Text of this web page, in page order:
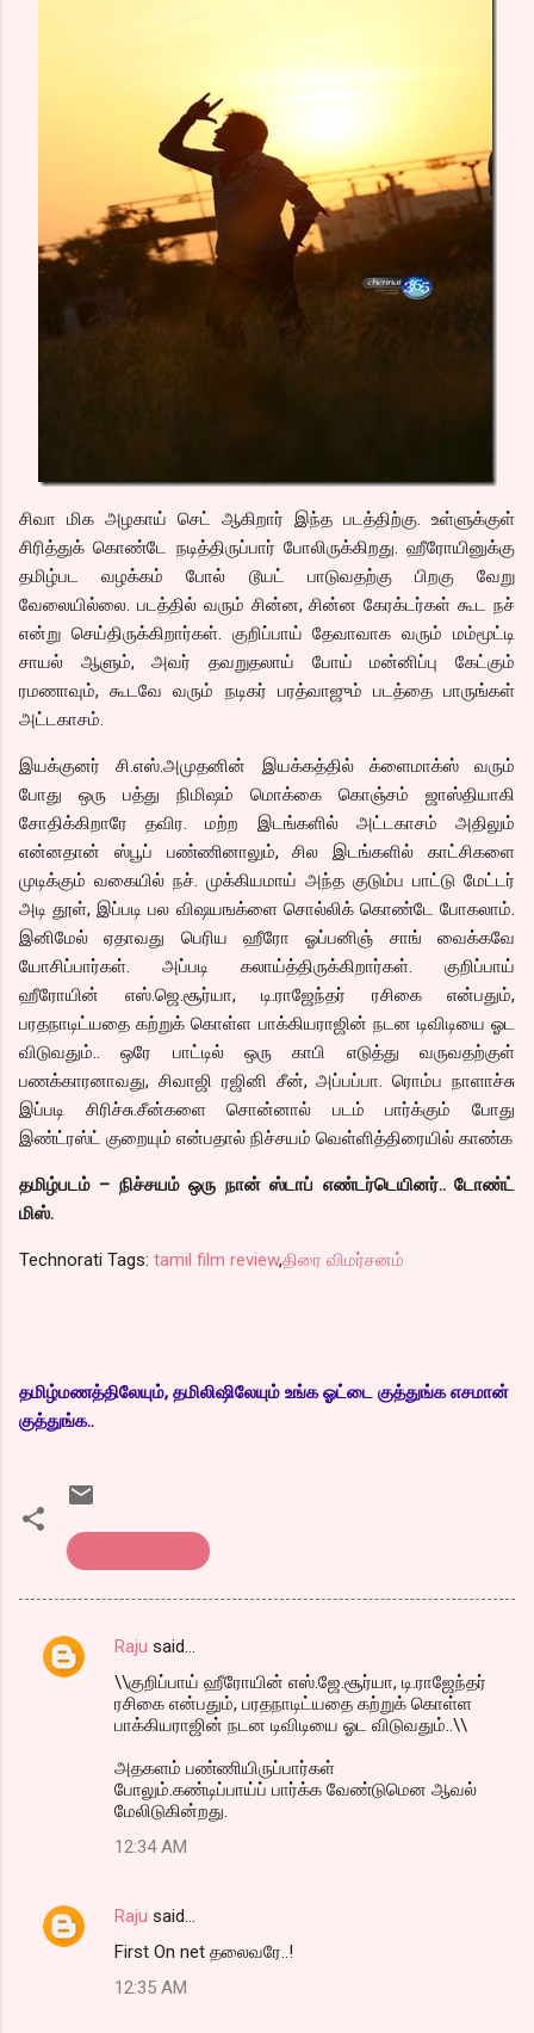
சிவா மிக அழகாய் செட் ஆகிறார் இந்த படத்திற்கு. உள்ளுக்குள்
சிரித்துக் கொண்டே நடித்திருப்பார் போலிருக்கிறது. ஹீரோயினுக்கு
தமிழ்பட வழக்கம் போல் டூயட் பாடுவதற்கு பிறகு வேறு
வேலையில்லை. படத்தில் வரும் சின்ன, சின்ன கேரக்டர்கள் கூட நச்
என்று செய்திருக்கிறார்கள். குறிப்பாய் தேவாவாக வரும் மம்மூட்டி
சாயல் ஆளும், அவர் தவறுதலாய் போய் மன்னிப்பு கேட்கும்
ரமணாவும், கூடவே வரும் நடிகர் பரத்வாஜும் படத்தை பாருங்கள்
அட்டகாசம்.
இயக்குனர் சி.எஸ்.அமுதனின் இயக்கத்தில் க்ளைமாக்ஸ் வரும்
போது ஒரு பத்து நிமிஷம் மொக்கை கொஞ்சம் ஜாஸ்தியாகி
சோதிக்கிறாரே தவிர. மற்ற இடங்களில் அட்டகாசம் அதிலும்
என்னதான் ஸ்பூப் பண்ணினாலும், சில இடங்களில் காட்சிகளை
முடிக்கும் வகையில் நச். முக்கியமாய் அந்த குடும்ப பாட்டு மேட்டர்
அடி தூள், இப்படி பல விஷயஙக்ளை சொல்லிக் கொண்டே போகலாம்.
இனிமேல் ஏதாவது பெரிய ஹீரோ ஓப்பனிஞ் சாங் வைக்கவே
யோசிப்பார்கள். அப்படி கலாய்த்திருக்கிறார்கள். குறிப்பாய்
ஹீரோயின் எஸ்.ஜெ.சூர்யா, டி.ராஜேந்தர் ரசிகை என்பதும்,
பரதநாடிட்யதை கற்றுக் கொள்ள பாக்கியராஜின் நடன டிவிடியை ஓட
விடுவதும்.. ஒரே பாட்டில் ஒரு காபி எடுத்து வருவதற்குள்
பணக்காரனாவது, சிவாஜி ரஜினி சீன், அப்பப்பா. ரொம்ப நாளாச்சு
இப்படி சிரிச்சு.சீன்களை சொன்னால் படம் பார்க்கும் போது
இண்ட்ரஸ்ட் குறையும் என்பதால் நிச்சயம் வெள்ளித்திரையில் காண்க
தமிழ்படம் – நிச்சயம் ஒரு நான் ஸ்டாப் எண்டர்டெயினர்.. டோண்ட்
மிஸ்.
Technorati Tags: tamil film review,திரை விமர்சனம்
தமிழ்மணத்திலேயும், தமிலிஷிலேயும் உங்க ஓட்டை குத்துங்க எசமான்
குத்துங்க..
C
Raju said…
\\குறிப்பாய் ஹீரோயின் எஸ்.ஜே.சூர்யா, டி.ராஜேந்தர்
ரசிகை என்பதும், பரதநாடிட்யதை கற்றுக் கொள்ள
பாக்கியராஜின் நடன டிவிடியை ஓட விடுவதும்..\\
அதகளம் பண்ணியிருப்பார்கள்
போலும்.கண்டிப்பாய்ப் பார்க்க வேண்டுமென ஆவல்
மேலிடுகின்றது.
12:34 AM
Raju said…
First On net தலைவரே..!
12:35 AM